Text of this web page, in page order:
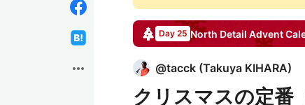
more_horiz
Day 25 North Detail Advent
@tacck (Takuya KIHARA)
クリスマスの定番